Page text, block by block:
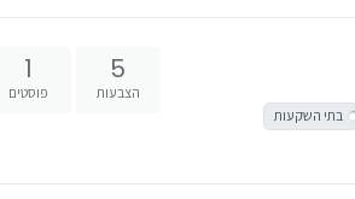
בתי השקעות
5
הצבעות
1
פוסטים